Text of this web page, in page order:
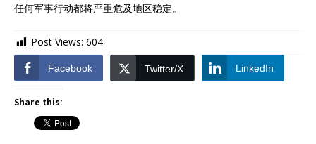
任何军事行动都将严重危及地区稳定。
Post Views: 604
Facebook Twitter/X LinkedIn
Share this: